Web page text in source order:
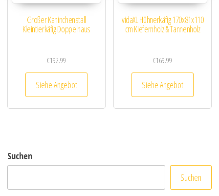
Großer Kaninchenstall
Kleintierkäfig Doppelhaus
€192.99
Siehe Angebot
vidaXL Hühnerkäfig 170x81x110
cm Kiefernholz & Tannenholz
€169.99
Siehe Angebot
Suchen
Suchen